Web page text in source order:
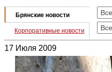
Брянские новости
Корпоративные новости
17 Июля 2009